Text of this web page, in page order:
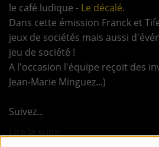
COMMUNIQUEZ SUR OUEST
TRACK
LA BOUTIQUE
PARTICIPEZ
LE T'CHAT
LES JEUX-CONCOURS
le café ludique - Le décalé.
Dans cette émission Franck et
jeux de sociétés mais aussi
jeu de société !
A l'occasion l'équipe reçoit des
Jean-Marie Minguez...)
Suivez
Lire la suite